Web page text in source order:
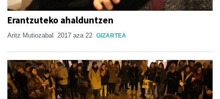
Erantzuteko ahalduntzen
Aritz Mutiozabal 2017 aza 22 GIZARTEA